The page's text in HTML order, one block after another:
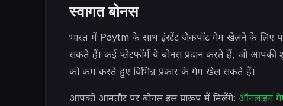
स्वागत बोनस
भारत में Paytm के साथ इंस्टेंट जैकपॉट गेम खेलने के लिए
सकते हैं। कई प्लेटफॉर्म ये बोनस प्रदान करते हैं, जो
को कम करते हुए विभिन्न प्रकार के गेम खेल सकते हैं।
आपको आमतौर पर बोनस इस प्रारूप में मिलेंगे: ऑनलाइन